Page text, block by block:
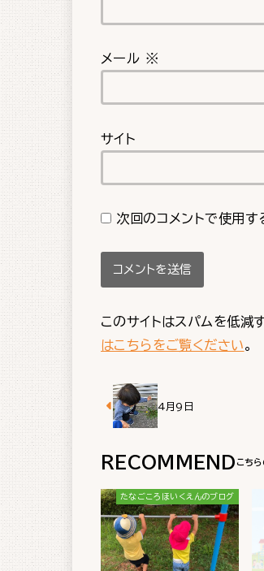
メール ※
サイト
次回のコメントで使用す
このサイトはスパムを低
はこちらをご覧ください。
4月9日
RECOMMEND
たなごころほいくえんのブログ